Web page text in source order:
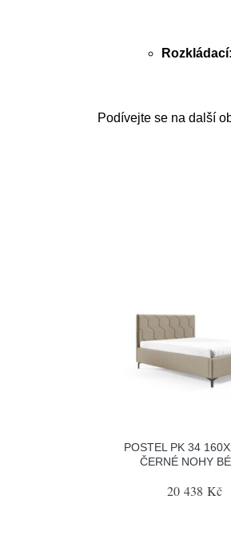
Rozkládací:
Podívejte se na další
POSTEL PK 34
ČERNÉ NOHY
20 438 Kč